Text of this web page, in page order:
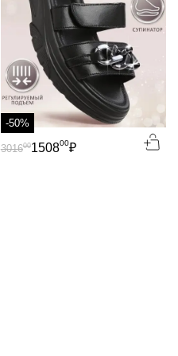
-50%
150800₽
301600